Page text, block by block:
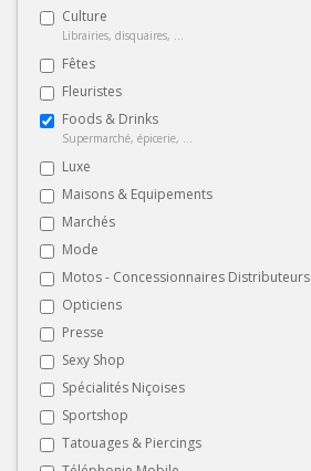
Culture
Librairies, disquaires, ...
Fêtes
Fleuristes
Foods & Drinks
Supermarché, épicerie, ...
Luxe
Maisons & Equipements
Marchés
Mode
Motos - Concessionnaires Distributeurs
Opticiens
Presse
Sexy Shop
Spécialités Niçoises
Sportshop
Tatouages & Piercings